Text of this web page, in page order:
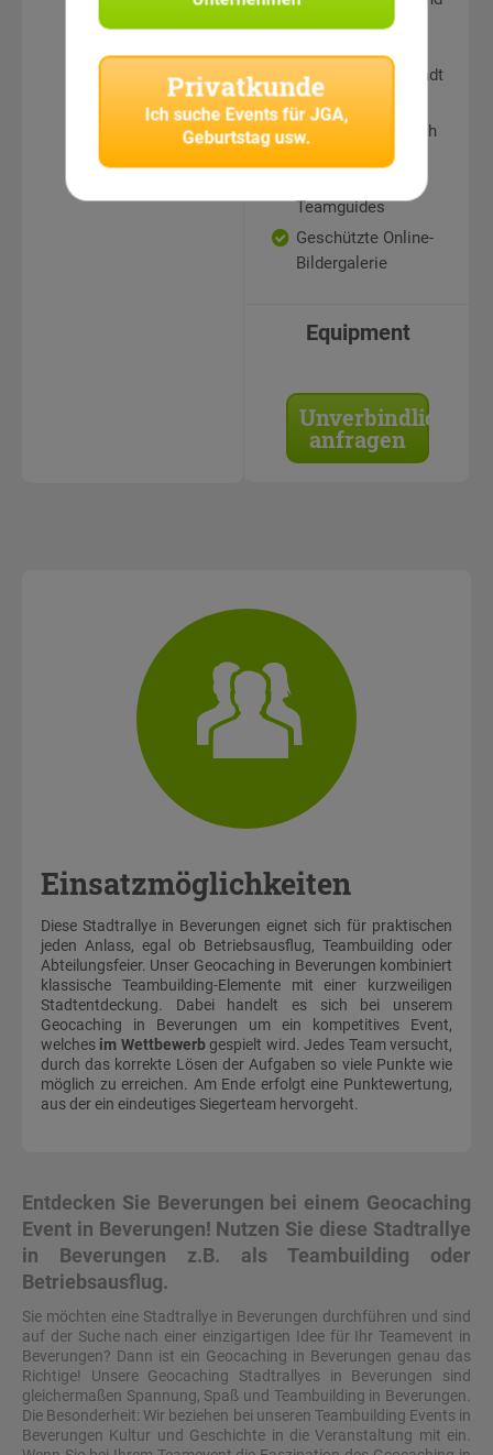
Teamaufgaben an
Punkten in der Stadt
Auswertung und
Siegerehrung durch
Teamguides
Geschützte Online-
Bildergalerie
Equipment
Unverbindlich
anfragen
Einsatzmöglichkeiten
Diese Stadtrallye in Beverungen eignet sich für praktischen
jeden Anlass, egal ob Betriebsausflug, Teambuilding oder
Abteilungsfeier. Unser Geocaching in Beverungen kombiniert
klassische Teambuilding-Elemente mit einer kurzweiligen
Stadtentdeckung. Dabei handelt es sich bei unserem
Geocaching in Beverungen um ein kompetitives Event,
welches im Wettbewerbgespielt wird. Jedes Team versucht,
durch das korrekte Lösen der Aufgaben so viele Punkte wie
möglich zu erreichen. Am Ende erfolgt eine Punktewertung,
aus der ein eindeutiges Siegerteam hervorgeht.
Entdecken Sie Beverungen bei einem Geocaching
Event in Beverungen! Nutzen Sie diese Stadtrallye
in Beverungen z.B. als Teambuilding oder
Betriebsausflug.
Sie möchten eine Stadtrallye in Beverungen durchführen und sind
auf der Suche nach einer einzigartigen Idee für Ihr Teamevent in
Beverungen? Dann ist ein Geocaching in Beverungen genau das
Richtige! Unsere Geocaching Stadtrallyes in Beverungen sind
gleichermaßen Spannung, Spaß und Teambuilding in Beverungen.
Die Besonderheit: Wir beziehen bei unseren Teambuilding Events in
Beverungen Kultur und Geschichte in die Veranstaltung mit ein.
Privatkunde
Ich suche Events für JGA,
Geburtstag usw.